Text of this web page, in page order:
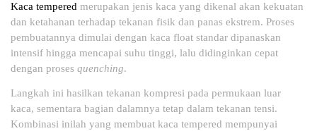
Kaca tempered merupakan jenis kaca yang dikenal akan kekuatan
dan ketahanan terhadap tekanan fisik dan panas ekstrem. Proses
pembuatannya dimulai dengan kaca float standar dipanaskan
intensif hingga mencapai suhu tinggi, lalu didinginkan cepat
dengan proses quenching.
Langkah ini hasilkan tekanan kompresi pada permukaan luar
kaca, sementara bagian dalamnya tetap dalam tekanan tensi.
Kombinasi inilah yang membuat kaca tempered mempunyai